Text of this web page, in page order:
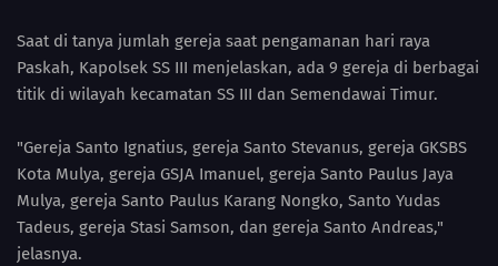
Saat di tanya jumlah gereja saat pengamanan hari raya
Paskah, Kapolsek SS III menjelaskan, ada 9 gereja di berbagai
titik di wilayah kecamatan SS III dan Semendawai Timur.
"Gereja Santo Ignatius, gereja Santo Stevanus, gereja GKSBS
Kota Mulya, gereja GSJA Imanuel, gereja Santo Paulus Jaya
Mulya, gereja Santo Paulus Karang Nongko, Santo Yudas
Tadeus, gereja Stasi Samson, dan gereja Santo Andreas,"
jelasnya.